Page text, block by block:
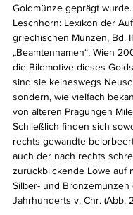
Goldmünze geprägt wurde.
Leschhorn: Lexikon der
griechischen Münzen, Bd.
„Beamtennamen“, Wien
die Bildmotive dieses
sind sie keineswegs
sondern, wie vielfach
von älteren Prägungen
Schließlich finden sich
rechts gewandte
auch der nach rechts
zurückblickende Löwe auf
Silber- und Bronzemünzen
Jahrhunderts v. Chr. (Abb.